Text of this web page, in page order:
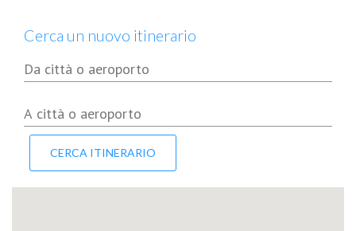
Cerca un nuovo itinerario